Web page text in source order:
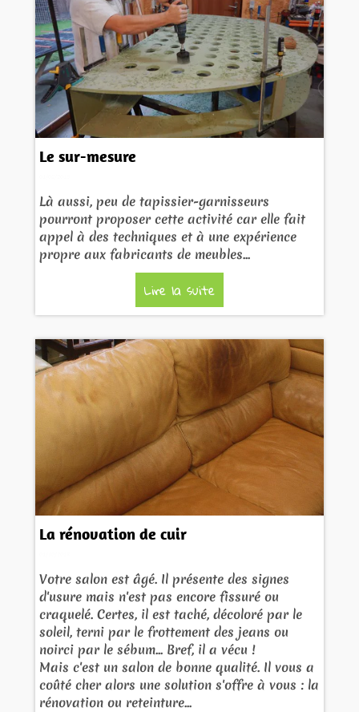
Le sur-mesure
Là aussi, peu de tapissier-garnisseurs
pourront proposer cette activité car elle fait
appel à des techniques et à une expérience
propre aux fabricants de meubles...
Lire la suite
La rénovation de cuir
Votre salon est âgé. Il présente des signes
d'usure mais n'est pas encore fissuré ou
craquelé. Certes, il est taché, décoloré par le
soleil, terni par le frottement des jeans ou
noirci par le sébum... Bref, il a vécu !
Mais c'est un salon de bonne qualité. Il vous a
coûté cher alors une solution s'offre à vous : la
rénovation ou reteinture...